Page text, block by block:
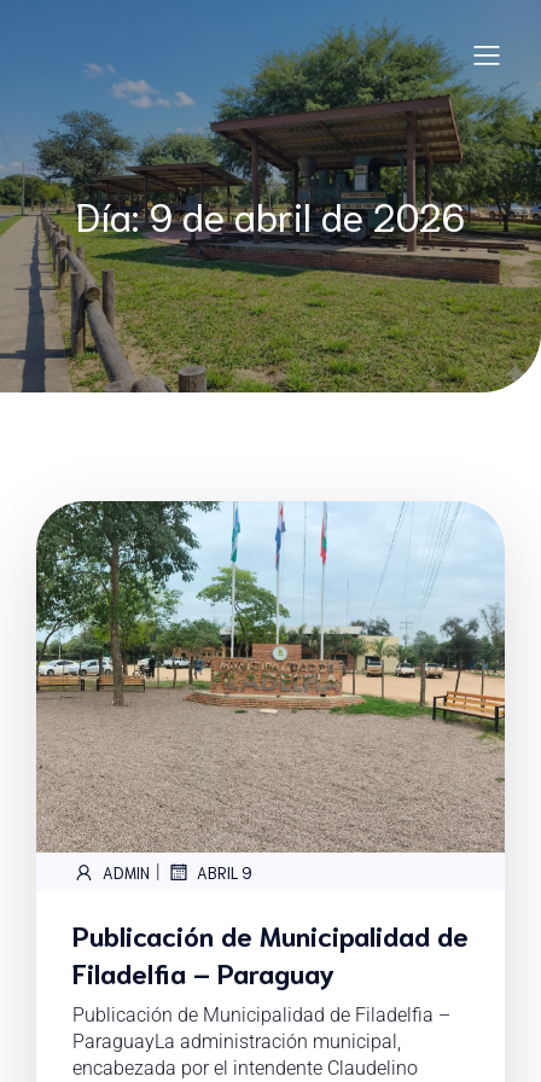
Día:9 de abril de 2026
ADMIN | ABRIL 9
Publicación de Municipalidad de
Filadelfia – Paraguay
Publicación de Municipalidad de Filadelfia –
ParaguayLa administración municipal,
encabezada por el intendente Claudelino